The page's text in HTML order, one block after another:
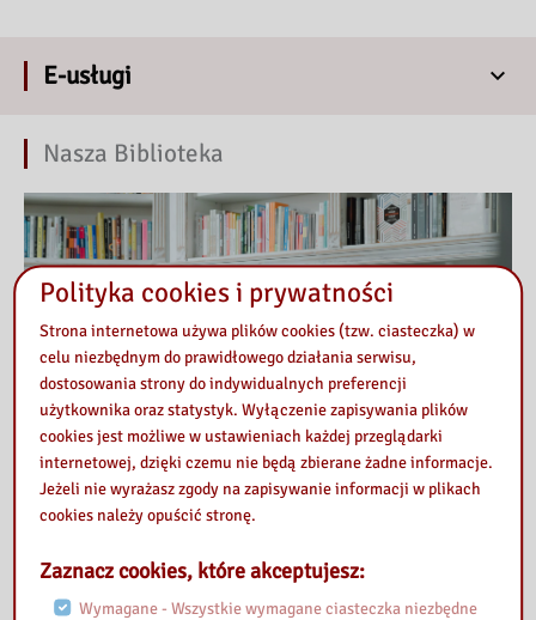
E-usługi
Nasza Biblioteka
Przeczytaj
Polityka cookies i prywatności
Strona internetowa używa plików cookies (tzw. ciasteczka) w
celu niezbędnym do prawidłowego działania serwisu,
dostosowania strony do indywidualnych preferencji
użytkownika oraz statystyk. Wyłączenie zapisywania plików
cookies jest możliwe w ustawieniach każdej przeglądarki
internetowej, dzięki czemu nie będą zbierane żadne informacje.
Jeżeli nie wyrażasz zgody na zapisywanie informacji w plikach
cookies należy opuścić stronę.
Zaznacz cookies, które akceptujesz:
Wymagane - Wszystkie wymagane ciasteczka niezbędne